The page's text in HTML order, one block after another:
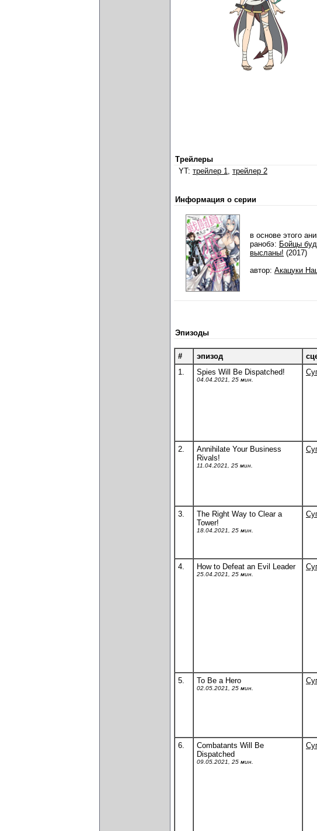
Трейлеры
YT: трейлер 1, трейлер 2
Информация о серии
в основе этого
ранобэ: Бойцы
высланы! (2017)
автор: Акацуки
Эпизоды
# эпизод
1.
Spies Will Be Dispatched!
04.04.2021, 25 мин.
2.
Annihilate Your Business
Rivals!
11.04.2021, 25 мин.
3.
The Right Way to Clear a
Tower!
18.04.2021, 25 мин.
4.
How to Defeat an Evil Leader
25.04.2021, 25 мин.
5.
To Be a Hero
02.05.2021, 25 мин.
6.
Combatants Will Be
Dispatched
09.05.2021, 25 мин.